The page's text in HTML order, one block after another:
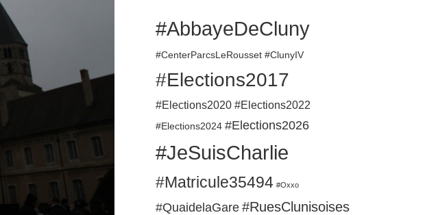
#AbbayeDeCluny
#CenterParcsLeRousset #ClunyIV
#Elections2017
#Elections2020 #Elections2022
#Elections2024 #Elections2026
#JeSuisCharlie
#Matricule35494 #Oxxo
#QuaidelaGare#RuesClunisoises